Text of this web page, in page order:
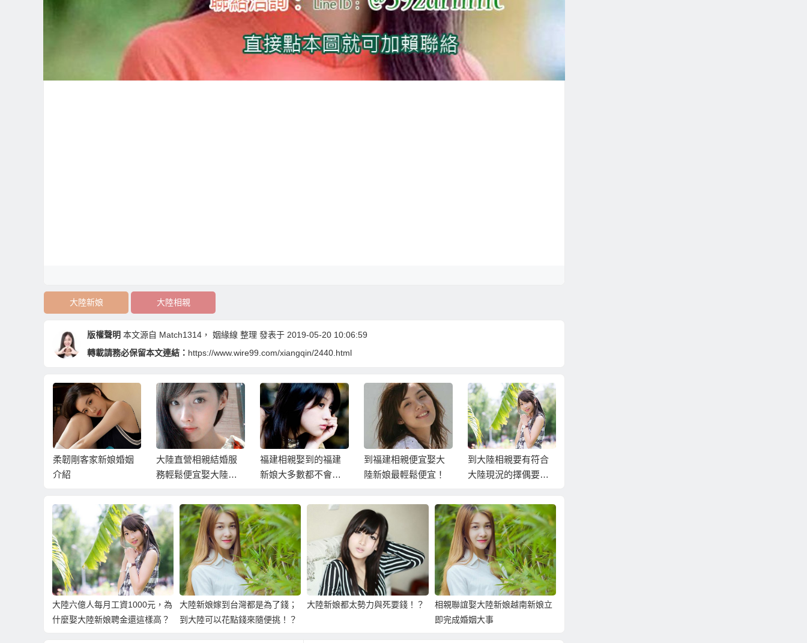
大陸新娘 大陸相親
版權聲明 本文源自 Match1314 ， 姻緣線 整理 發表于 2019-05-20 10:06:59
轉載請務必保留本文連結： https://www.wire99.com/xiangqin/2440.html
柔韌剛客家新娘婚姻
介紹
大陸直營相親結婚服
務輕鬆便宜娶大陸新
福建相親娶到的福建
新娘大多數都不會台
到福建相親便宜娶大
陸新娘最輕鬆便宜！
到大陸相親要有符合
大陸現況的擇偶要求
娘！
大陸六億人每月工資1000元，為
什麼娶大陸新娘聘金還這樣高？
大陸新娘嫁到台灣都是為了錢；
到大陸可以花點錢來隨便挑！？
大陸新娘都太勢力與死要錢！？
相親聯誼娶大陸新娘越南新娘立
即完成婚姻大事